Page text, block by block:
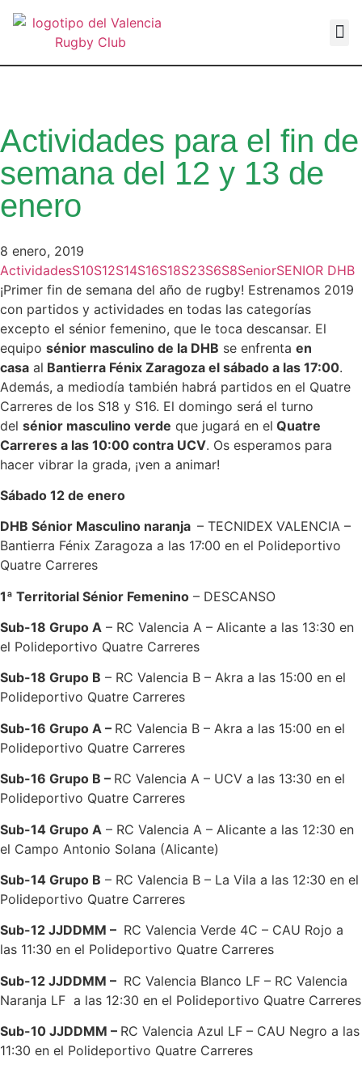
Actividades para el fin de
semana del 12 y 13 de
enero
8 enero, 2019
ActividadesS10S12S14S16S18S23S6S8SeniorSENIOR DHB
¡Primer fin de semana del año de rugby! Estrenamos 2019
con partidos y actividades en todas las categorías
excepto el sénior femenino, que le toca descansar. El
equipo sénior masculino de la DHB se enfrenta en
casa al Bantierra Fénix Zaragoza el sábado a las 17:00.
Además, a mediodía también habrá partidos en el Quatre
Carreres de los S18 y S16. El domingo será el turno
del sénior masculino verde que jugará en el Quatre
Carreres a las 10:00 contra UCV. Os esperamos para
hacer vibrar la grada, ¡ven a animar!
Sábado 12 de enero
DHB Sénior Masculino naranja – TECNIDEX VALENCIA –
Bantierra Fénix Zaragoza a las 17:00 en el Polideportivo
Quatre Carreres
1ª Territorial Sénior Femenino – DESCANSO
Sub-18 Grupo A – RC Valencia A – Alicante a las 13:30 en
el Polideportivo Quatre Carreres
Sub-18 Grupo B – RC Valencia B – Akra a las 15:00 en el
Polideportivo Quatre Carreres
Sub-16 Grupo A – RC Valencia B – Akra a las 15:00 en el
Polideportivo Quatre Carreres
Sub-16 Grupo B – RC Valencia A – UCV a las 13:30 en el
Polideportivo Quatre Carreres
Sub-14 Grupo A – RC Valencia A – Alicante a las 12:30 en
el Campo Antonio Solana (Alicante)
Sub-14 Grupo B – RC Valencia B – La Vila a las 12:30 en el
Polideportivo Quatre Carreres
Sub-12 JJDDMM – RC Valencia Verde 4C – CAU Rojo a
las 11:30 en el Polideportivo Quatre Carreres
Sub-12 JJDDMM – RC Valencia Blanco LF – RC Valencia
Naranja LF a las 12:30 en el Polideportivo Quatre Carreres
Sub-10 JJDDMM – RC Valencia Azul LF – CAU Negro a las
11:30 en el Polideportivo Quatre Carreres